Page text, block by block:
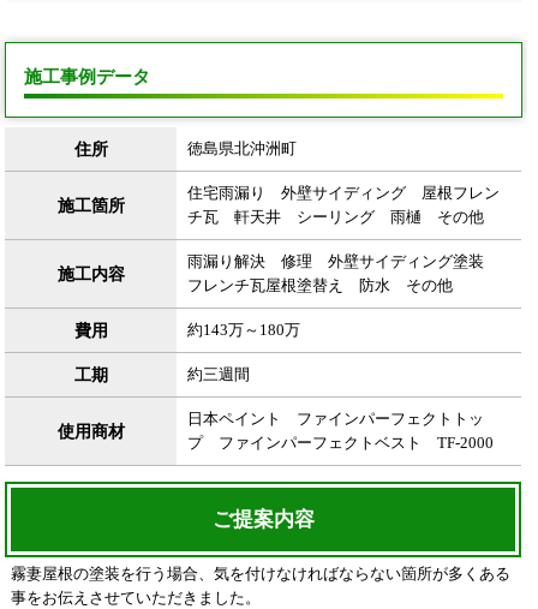
施工事例データ
住所 徳島県北沖洲町
施工箇所
住宅雨漏り 外壁サイディング 屋根フレン
チ瓦 軒天井 シーリング 雨樋 その他
施工内容
雨漏り解決 修理 外壁サイディング塗装
フレンチ瓦屋根塗替え 防水 その他
費用 約143万～180万
工期 約三週間
使用商材
日本ペイント ファインパーフェクトトッ
プ ファインパーフェクトベスト TF-2000
ご提案内容
霧妻屋根の塗装を行う場合、気を付けなければならない箇所が多くある
事をお伝えさせていただきました。